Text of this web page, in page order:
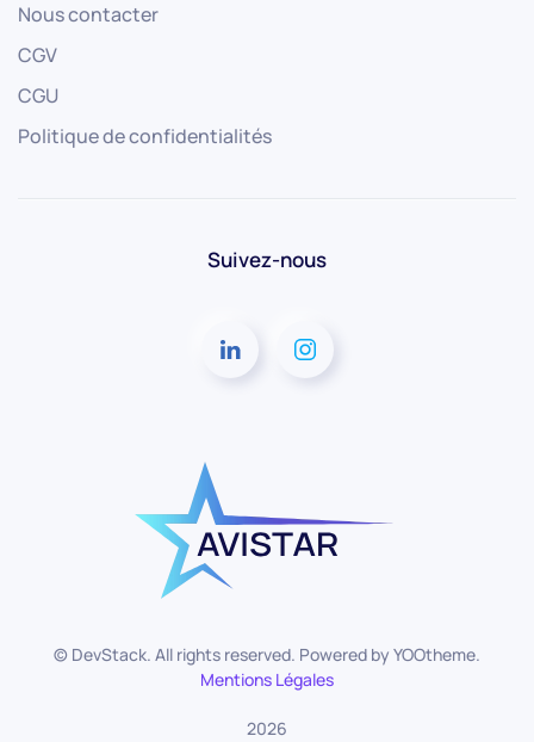
Nous contacter
CGV
CGU
Politique de confidentialités
Suivez-nous
© DevStack. All rights reserved. Powered by YOOtheme.
Mentions Légales
2026